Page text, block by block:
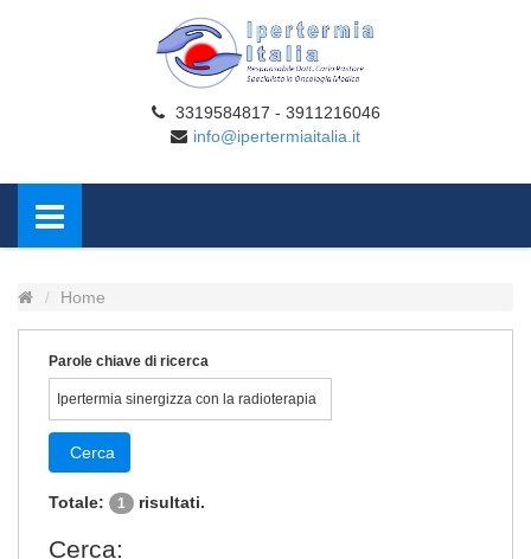
3319584817 - 3911216046
info@ipertermiaitalia.it
Home
Parole chiave di ricerca
Cerca
Totale: 1 risultati.
Cerca: